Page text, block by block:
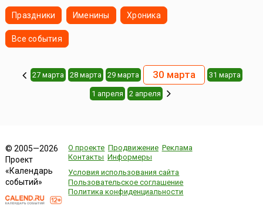
Праздники Именины Хроника
Все события
27 марта 28 марта 29 марта 30 марта 31 марта
1 апреля 2 апреля
© 2005—2026
Проект
«Календарь
событий»
О проекте Продвижение Реклама
Контакты Информеры
Условия использования сайта
Пользовательское соглашение
Политика конфиденциальности